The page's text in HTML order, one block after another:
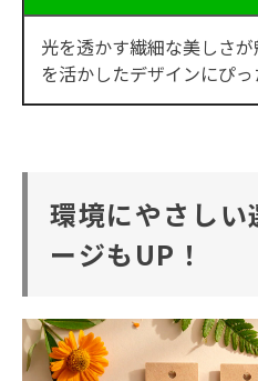
光を透かす繊細な美しさ
を活かしたデザインにぴっ
環境にやさしい
ージもUP！